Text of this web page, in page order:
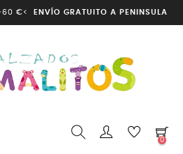
>60 €< ENVÍO GRATUITO A PENINSULA
0